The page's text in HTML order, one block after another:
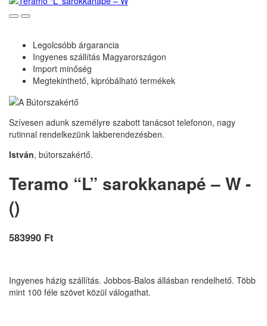
Legolcsóbb árgarancia
Ingyenes szállítás Magyarországon
Import minőség
Megtekinthető, kipróbálható termékek
Szívesen adunk személyre szabott tanácsot telefonon, nagy
rutinnal rendelkezünk lakberendezésben.
István, bútorszakértő.
Teramo “L” sarokkanapé – W -
()
583990 Ft
Ingyenes házig szállítás. Jobbos-Balos állásban rendelhető. Több
mint 100 féle szövet közül válogathat.